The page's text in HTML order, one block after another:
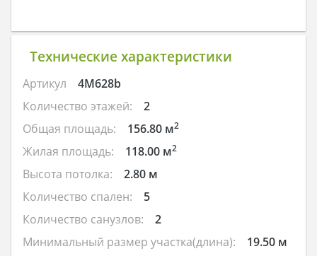
Технические характеристики
Артикул
4M628b
Количество этажей:
2
Общая площадь:
156.80 м2
Жилая площадь: 118.00 м2
Высота потолка:
2.80 м
Количество спален:
5
Количество санузлов:
2
Минимальный размер участка(длина):
19.50 м